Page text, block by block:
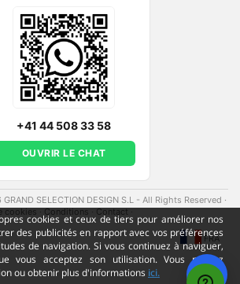
cookies et ceux de tiers pour améliorer nos
des publicités en rapport avec vos préférences
de navigation. Si vous continuez à naviguer,
vous acceptez son utilisation. Vous pouvez
ou obtenir plus d'informations ici.
+41 44 508 33 58
OUVRIR LE CHAT
SELECTION DESIGN S.L - All Rights Reserved ·
cookies Conditions Contact
FRA